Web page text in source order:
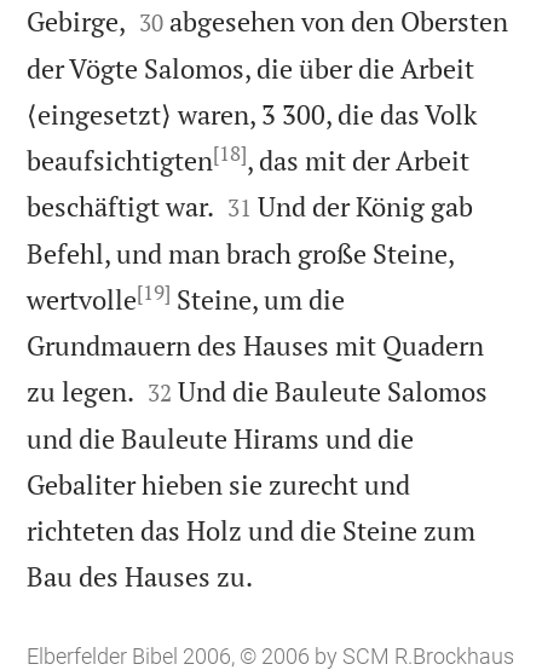
Gebirge, 

30 abgesehen von den Obersten
der Vögte Salomos, die über die Arbeit
⟨eingesetzt⟩ waren, 3 300, die das Volk
beaufsichtigten[18], das mit der Arbeit
beschäftigt war. 

31 Und der König gab
Befehl, und man brach große Steine,
wertvolle[19] Steine, um die
Grundmauern des Hauses mit Quadern
zu legen. 

32 Und die Bauleute Salomos
und die Bauleute Hirams und die
Gebaliter hieben sie zurecht und
richteten das Holz und die Steine zum
Bau des Hauses zu.
Elberfelder Bibel 2006, © 2006 by SCM R.Brockhaus